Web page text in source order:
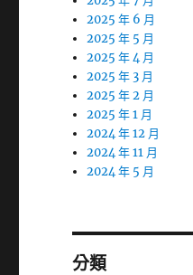
2025 年 6 月
2025 年 5 月
2025 年 4 月
2025 年 3 月
2025 年 2 月
2025 年 1 月
2024 年 12 月
2024 年 11 月
2024 年 5 月
分類